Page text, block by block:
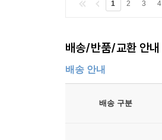
1 2 3 4
배송/반품/교환 안내
배송 안내
배송 구분